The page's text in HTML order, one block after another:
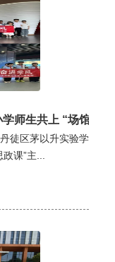
师生共上 “场馆里的
徒区茅以升实验学
课”主...